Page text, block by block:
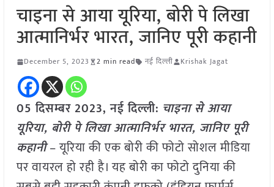
चाइना से आया यूरिया, बोरी पे लिखा
आत्मानिर्भर भारत, जानिए पूरी कहानी
December 5, 2023 2 min read नई दिल्ली Krishak Jagat
05 दिसम्बर 2023, नई दिल्ली: चाइना से आया
यूरिया, बोरी पे लिखा आत्मानिर्भर भारत, जानिए पूरी
कहानी– यूरिया की एक बोरी की फोटो सोशल मीडिया
पर वायरल हो रही है। यह बोरी का फोटो दुनिया की